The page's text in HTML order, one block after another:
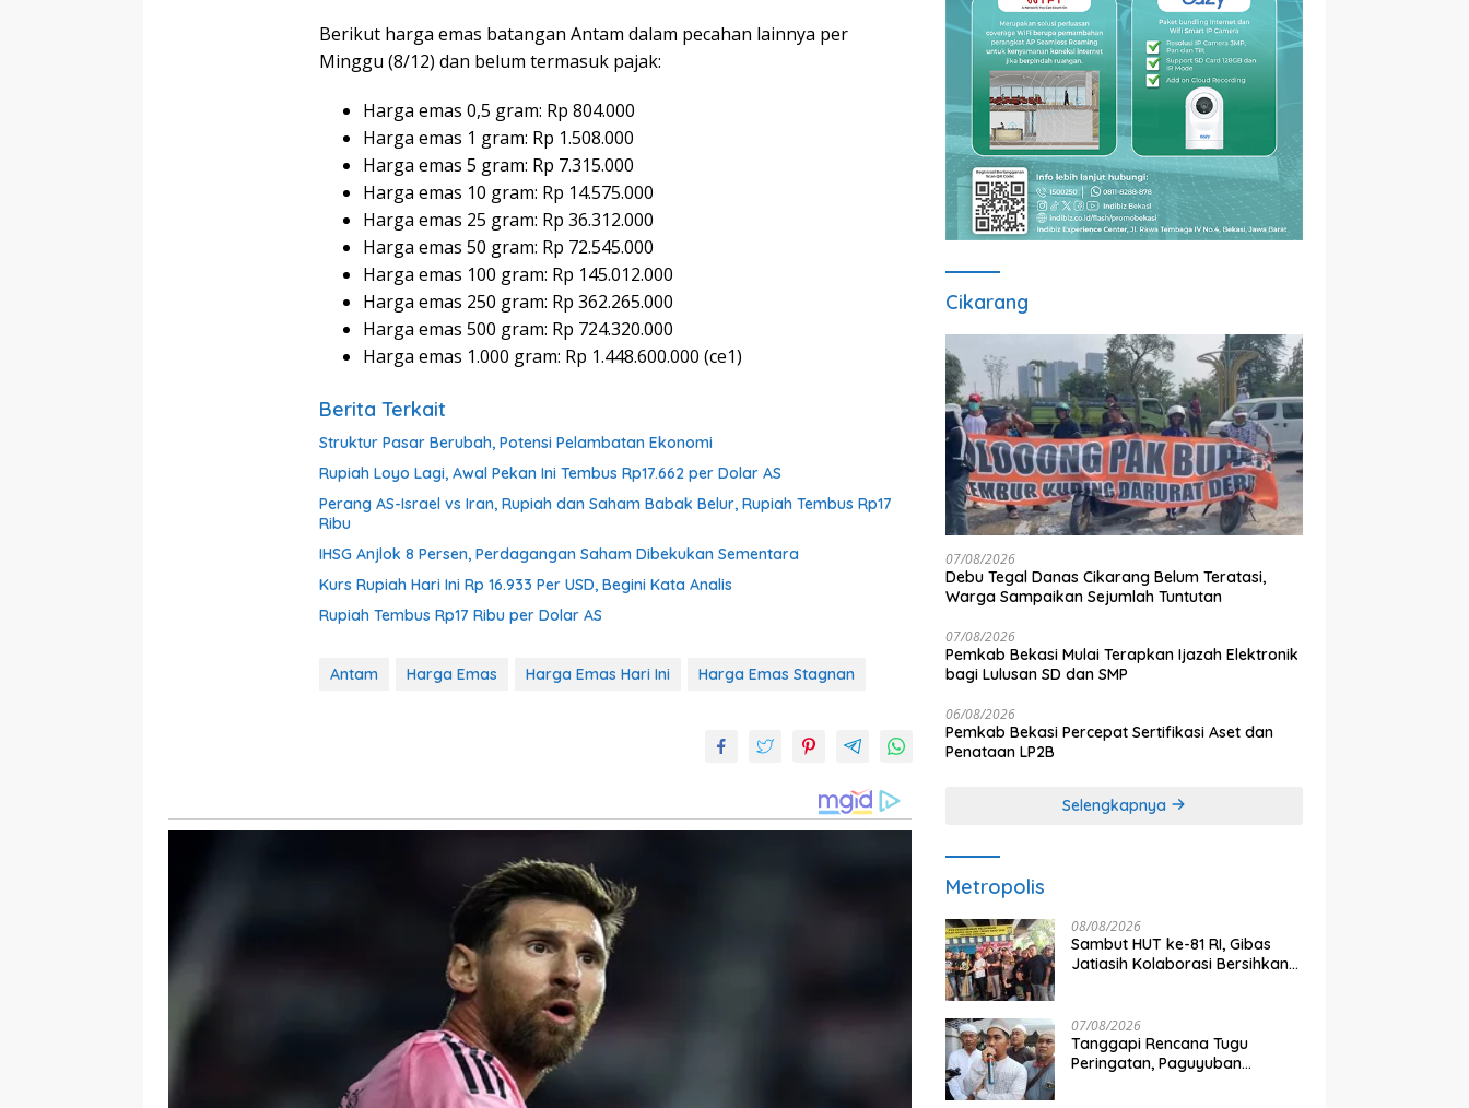
Berikut harga emas batangan Antam dalam pecahan lainnya per
Minggu (8/12) dan belum termasuk pajak:
Harga emas 0,5 gram: Rp 804.000
Harga emas 1 gram: Rp 1.508.000
Harga emas 5 gram: Rp 7.315.000
Harga emas 10 gram: Rp 14.575.000
Harga emas 25 gram: Rp 36.312.000
Harga emas 50 gram: Rp 72.545.000
Harga emas 100 gram: Rp 145.012.000
Harga emas 250 gram: Rp 362.265.000
Harga emas 500 gram: Rp 724.320.000
Harga emas 1.000 gram: Rp 1.448.600.000 (ce1)
Berita Terkait
Struktur Pasar Berubah, Potensi Pelambatan Ekonomi
Rupiah Loyo Lagi, Awal Pekan Ini Tembus Rp17.662 per Dolar AS
Perang AS-Israel vs Iran, Rupiah dan Saham Babak Belur, Rupiah Tembus Rp17
Ribu
IHSG Anjlok 8 Persen, Perdagangan Saham Dibekukan Sementara
Kurs Rupiah Hari Ini Rp 16.933 Per USD, Begini Kata Analis
Rupiah Tembus Rp17 Ribu per Dolar AS
Antam Harga Emas Harga Emas Hari Ini Harga Emas Stagnan
Cikarang
07/08/2026
Debu Tegal Danas Cikarang Belum Teratasi,
Warga Sampaikan Sejumlah Tuntutan
07/08/2026
Pemkab Bekasi Mulai Terapkan Ijazah Elektronik
bagi Lulusan SD dan SMP
06/08/2026
Pemkab Bekasi Percepat Sertifikasi Aset dan
Penataan LP2B
Selengkapnya
Metropolis
08/08/2026
Sambut HUT ke-81 RI, Gibas
Jatiasih Kolaborasi Bersihkan
07/08/2026
Tanggapi Rencana Tugu
Peringatan, Paguyuban